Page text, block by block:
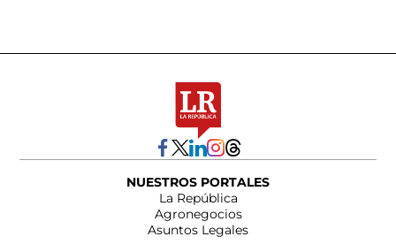
NUESTROS PORTALES
La República
Agronegocios
Asuntos Legales